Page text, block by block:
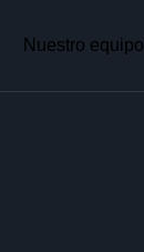
Nuestro equipo